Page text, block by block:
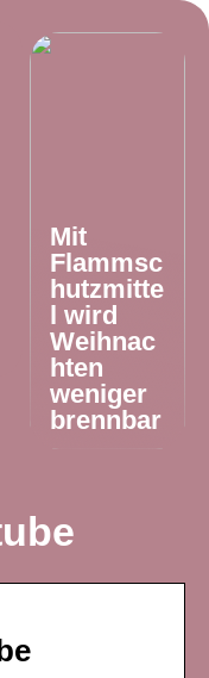
Mit
Flammsc
hutzmitte
l wird
Weihnac
hten
weniger
brennbar